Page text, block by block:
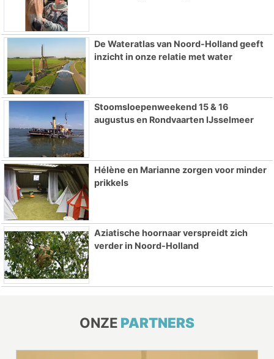
De Wateratlas van Noord-Holland geeft
inzicht in onze relatie met water
Stoomsloepenweekend 15 & 16
augustus en Rondvaarten IJsselmeer
Hélène en Marianne zorgen voor minder
prikkels
Aziatische hoornaar verspreidt zich
verder in Noord-Holland
ONZE PARTNERS